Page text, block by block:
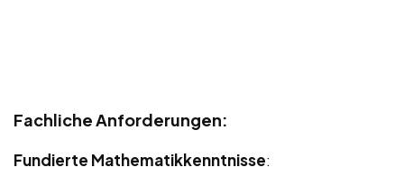
Fachliche Anforderungen:
Fundierte Mathematikkenntnisse: